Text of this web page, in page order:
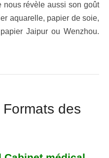
nous révèle aussi son goût
aquarelle, papier de soie,
Jaipur ou Wenzhou.
des